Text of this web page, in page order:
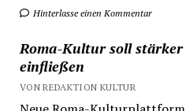
Hinterlasse einen Kommentar
Roma-Kultur soll
einfließen
VON REDAKTION KULTUR